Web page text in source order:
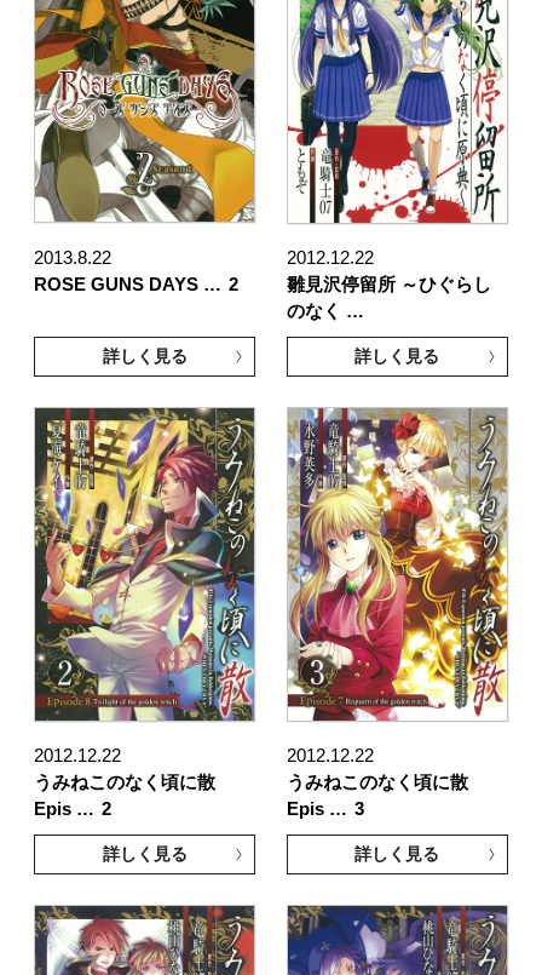
2013.8.22
ROSE GUNS DAYS … 2
詳しく見る
2012.12.22
雛見沢停留所 ～ひぐらし
のなく …
詳しく見る
2012.12.22
うみねこのなく頃に散
Epis … 2
詳しく見る
2012.12.22
うみねこのなく頃に散
Epis … 3
詳しく見る